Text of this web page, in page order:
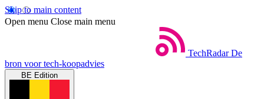
Skip to main content
Open menu Close main menu
TechRadar De
bron voor tech-koopadvies
BE Edition